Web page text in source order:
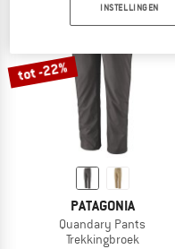
tot -22%
PATAGONIA
Quandary Pants
Trekkingbroek
INSTELLINGEN